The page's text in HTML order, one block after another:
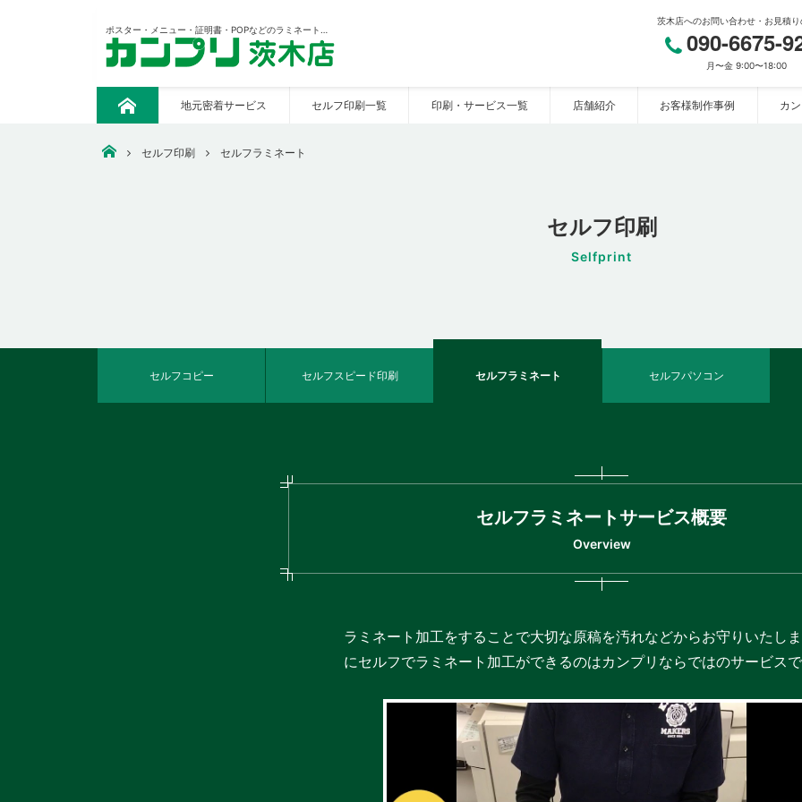
茨木店へのお問い合わせ・お見積
090-6675-
月〜金 9:00〜18:00
ト
プ
地元密着サービス セルフ印刷一覧 印刷・サービス一覧 店舗紹介 お客様制作事例 カ
安いコピー・印刷・ウェアプリント・看板作成なら【カンプリ茨木店】
セルフ印刷 セルフラミネート
セルフ印刷
Selfprint
セルフコピー セルフスピード印刷 セルフラミネート セルフパソコン
セルフラミネートサービス概要
Overview
ラミネート加工をすることで大切な原稿を汚れなどからお守りいたし
にセルフでラミネート加工ができるのはカンプリならではのサービスで